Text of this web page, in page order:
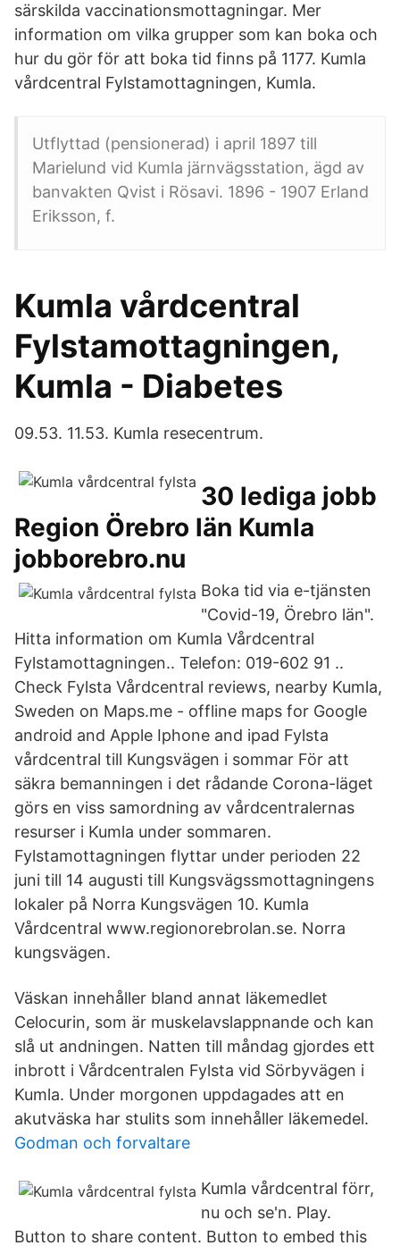
särskilda vaccinationsmottagningar. Mer
information om vilka grupper som kan boka och
hur du gör för att boka tid finns på 1177. Kumla
vårdcentral Fylstamottagningen, Kumla.
Utflyttad (pensionerad) i april 1897 till
Marielund vid Kumla järnvägsstation, ägd av
banvakten Qvist i Rösavi. 1896 - 1907 Erland
Eriksson, f.
Kumla vårdcentral
Fylstamottagningen,
Kumla - Diabetes
09.53. 11.53. Kumla resecentrum.
30 lediga jobb
Region Örebro län Kumla
jobborebro.nu
Boka tid via e-tjänsten
"Covid-19, Örebro län".
Hitta information om Kumla Vårdcentral
Fylstamottagningen.. Telefon: 019-602 91 ..
Check Fylsta Vårdcentral reviews, nearby Kumla,
Sweden on Maps.me - offline maps for Google
android and Apple Iphone and ipad Fylsta
vårdcentral till Kungsvägen i sommar För att
säkra bemanningen i det rådande Corona-läget
görs en viss samordning av vårdcentralernas
resurser i Kumla under sommaren.
Fylstamottagningen flyttar under perioden 22
juni till 14 augusti till Kungsvägssmottagningens
lokaler på Norra Kungsvägen 10. Kumla
Vårdcentral www.regionorebrolan.se. Norra
kungsvägen.
Väskan innehåller bland annat läkemedlet
Celocurin, som är muskelavslappnande och kan
slå ut andningen. Natten till måndag gjordes ett
inbrott i Vårdcentralen Fylsta vid Sörbyvägen i
Kumla. Under morgonen uppdagades att en
akutväska har stulits som innehåller läkemedel.
Godman och forvaltare
Kumla vårdcentral förr,
nu och se'n. Play.
Button to share content. Button to embed this